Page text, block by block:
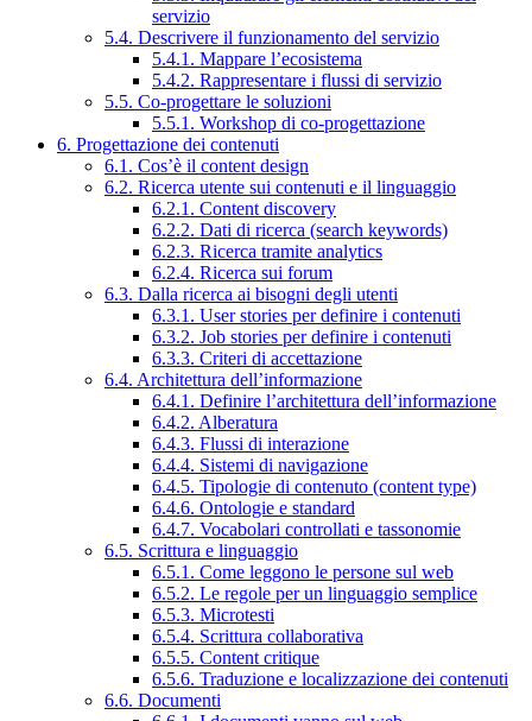
servizio
5.4. Descrivere il funzionamento del servizio
5.4.1. Mappare l’ecosistema
5.4.2. Rappresentare i flussi di servizio
5.5. Co-progettare le soluzioni
5.5.1. Workshop di co-progettazione
6. Progettazione dei contenuti
6.1. Cos’è il content design
6.2. Ricerca utente sui contenuti e il linguaggio
6.2.1. Content discovery
6.2.2. Dati di ricerca (search keywords)
6.2.3. Ricerca tramite analytics
6.2.4. Ricerca sui forum
6.3. Dalla ricerca ai bisogni degli utenti
6.3.1. User stories per definire i contenuti
6.3.2. Job stories per definire i contenuti
6.3.3. Criteri di accettazione
6.4. Architettura dell’informazione
6.4.1. Definire l’architettura dell’informazione
6.4.2. Alberatura
6.4.3. Flussi di interazione
6.4.4. Sistemi di navigazione
6.4.5. Tipologie di contenuto (content type)
6.4.6. Ontologie e standard
6.4.7. Vocabolari controllati e tassonomie
6.5. Scrittura e linguaggio
6.5.1. Come leggono le persone sul web
6.5.2. Le regole per un linguaggio semplice
6.5.3. Microtesti
6.5.4. Scrittura collaborativa
6.5.5. Content critique
6.5.6. Traduzione e localizzazione dei contenuti
6.6. Documenti